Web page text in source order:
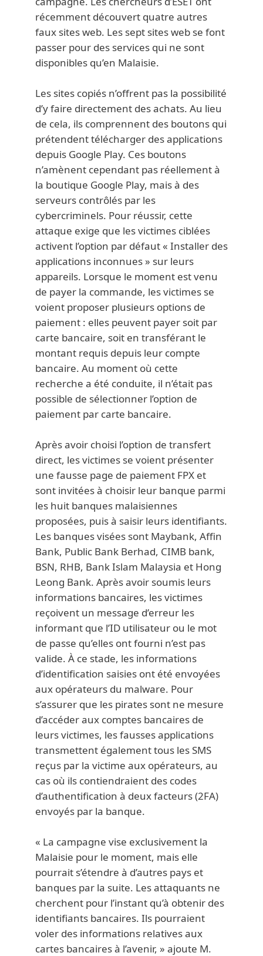
récemment découvert quatre autres
faux sites web. Les sept sites web se font
passer pour des services qui ne sont
disponibles qu’en Malaisie.
Les sites copiés n’offrent pas la possibilité
d’y faire directement des achats. Au lieu
de cela, ils comprennent des boutons qui
prétendent télécharger des applications
depuis Google Play. Ces boutons
n’amènent cependant pas réellement à
la boutique Google Play, mais à des
serveurs contrôlés par les
cybercriminels. Pour réussir, cette
attaque exige que les victimes ciblées
activent l’option par défaut « Installer des
applications inconnues » sur leurs
appareils. Lorsque le moment est venu
de payer la commande, les victimes se
voient proposer plusieurs options de
paiement : elles peuvent payer soit par
carte bancaire, soit en transférant le
montant requis depuis leur compte
bancaire. Au moment où cette
recherche a été conduite, il n’était pas
possible de sélectionner l’option de
paiement par carte bancaire.
Après avoir choisi l’option de transfert
direct, les victimes se voient présenter
une fausse page de paiement FPX et
sont invitées à choisir leur banque parmi
les huit banques malaisiennes
proposées, puis à saisir leurs identifiants.
Les banques visées sont Maybank, Affin
Bank, Public Bank Berhad, CIMB bank,
BSN, RHB, Bank Islam Malaysia et Hong
Leong Bank. Après avoir soumis leurs
informations bancaires, les victimes
reçoivent un message d’erreur les
informant que l’ID utilisateur ou le mot
de passe qu’elles ont fourni n’est pas
valide. À ce stade, les informations
d’identification saisies ont été envoyées
aux opérateurs du malware. Pour
s’assurer que les pirates sont ne mesure
d’accéder aux comptes bancaires de
leurs victimes, les fausses applications
transmettent également tous les SMS
reçus par la victime aux opérateurs, au
cas où ils contiendraient des codes
d’authentification à deux facteurs (2FA)
envoyés par la banque.
« La campagne vise exclusivement la
Malaisie pour le moment, mais elle
pourrait s’étendre à d’autres pays et
banques par la suite. Les attaquants ne
cherchent pour l’instant qu’à obtenir des
identifiants bancaires. Ils pourraient
voler des informations relatives aux
cartes bancaires à l’avenir, » ajoute M.